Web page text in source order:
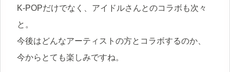
K-POPだけでなく、アイドルさんとのコラボも次々
と。
今後はどんなアーティストの方とコラボするのか、
今からとても楽しみですね。